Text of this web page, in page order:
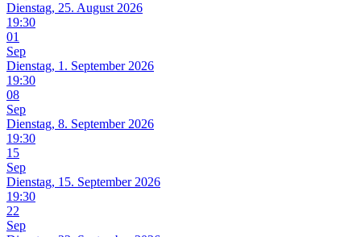
Dienstag, 25. August 2026
19:30
01
Sep
Dienstag, 1. September 2026
19:30
08
Sep
Dienstag, 8. September 2026
19:30
15
Sep
Dienstag, 15. September 2026
19:30
22
Sep